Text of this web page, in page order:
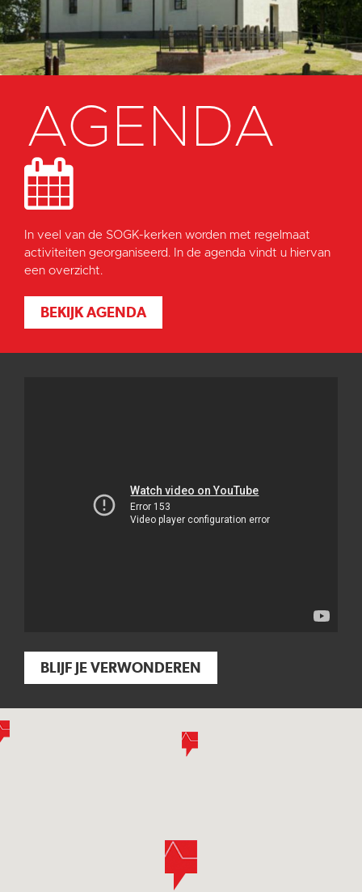
AGENDA
In veel van de SOGK-kerken worden met regelmaat
activiteiten georganiseerd. In de agenda vindt u hiervan
een overzicht.
BEKIJK AGENDA
BLIJF JE VERWONDEREN